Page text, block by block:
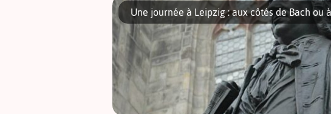
voici le BierYoga, la nouvelle tendance
berlinoise pour bien commencer votre
week-end. À qui s’adresse-t-il ? Attention
puristes du yoga, passez […]
Une journée à Leipzig : aux côtés de Bach ou